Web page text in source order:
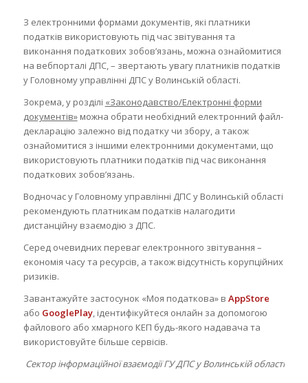
З електронними формами документів, які платники
податків використовують під час звітування та
виконання податкових зобов’язань, можна ознайомитися
на вебпорталі ДПС, – звертають увагу платників податків
у Головному управлінні ДПС у Волинській області.
Зокрема, у розділі «Законодавство/Електронні форми
документів»можна обрати необхідний електронний файл-
декларацію залежно від податку чи збору, а також
ознайомитися з іншими електронними документами, що
використовують платники податків під час виконання
податкових зобов’язань.
Водночас у Головному управлінні ДПС у Волинській області
рекомендують платникам податків налагодити
дистанційну взаємодію з ДПС.
Серед очевидних переваг електронного звітування –
економія часу та ресурсів, а також відсутність корупційних
ризиків.
Завантажуйте застосунок «Моя податкова» в AppStore
або GooglePlay, ідентифікуйтеся онлайн за допомогою
файлового або хмарного КЕП будь-якого надавача та
використовуйте більше сервісів.
Сектор інформаційної взаємодії ГУ ДПС у Волинській області